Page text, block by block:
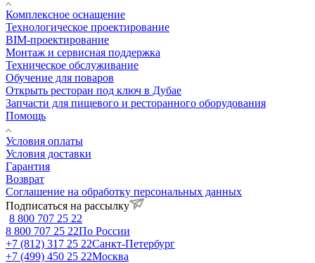
Комплексное оснащение
Технологическое проектирование
BIM-проектирование
Монтаж и сервисная поддержка
Техническое обслуживание
Обучение для поваров
Открыть ресторан под ключ в Дубае
Запчасти для пищевого и ресторанного оборудования
Помощь
Условия оплаты
Условия доставки
Гарантия
Возврат
Соглашение на обработку персональных данных
Подписаться на рассылку
8 800 707 25 22
8 800 707 25 22По России
+7 (812) 317 25 22Санкт-Петербург
+7 (499) 450 25 22Москва